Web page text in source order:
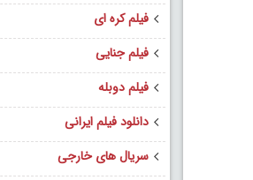
فیلم کره ای
فیلم جنایی
فیلم دوبله
دانلود فیلم ایرانی
سریال های خارجی